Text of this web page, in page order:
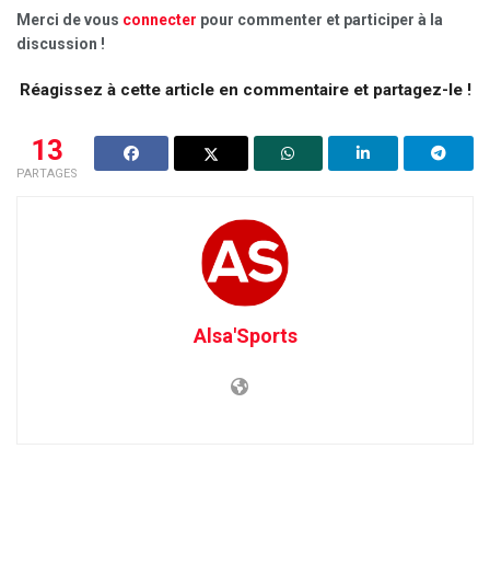
Merci de vous connecter pour commenter et participer à la
discussion !
Réagissez à cette article en commentaire et partagez-le !
13
PARTAGES
Alsa'Sports